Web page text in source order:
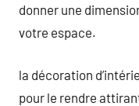
donner une
votre espace.
la décoration
pour le rendre